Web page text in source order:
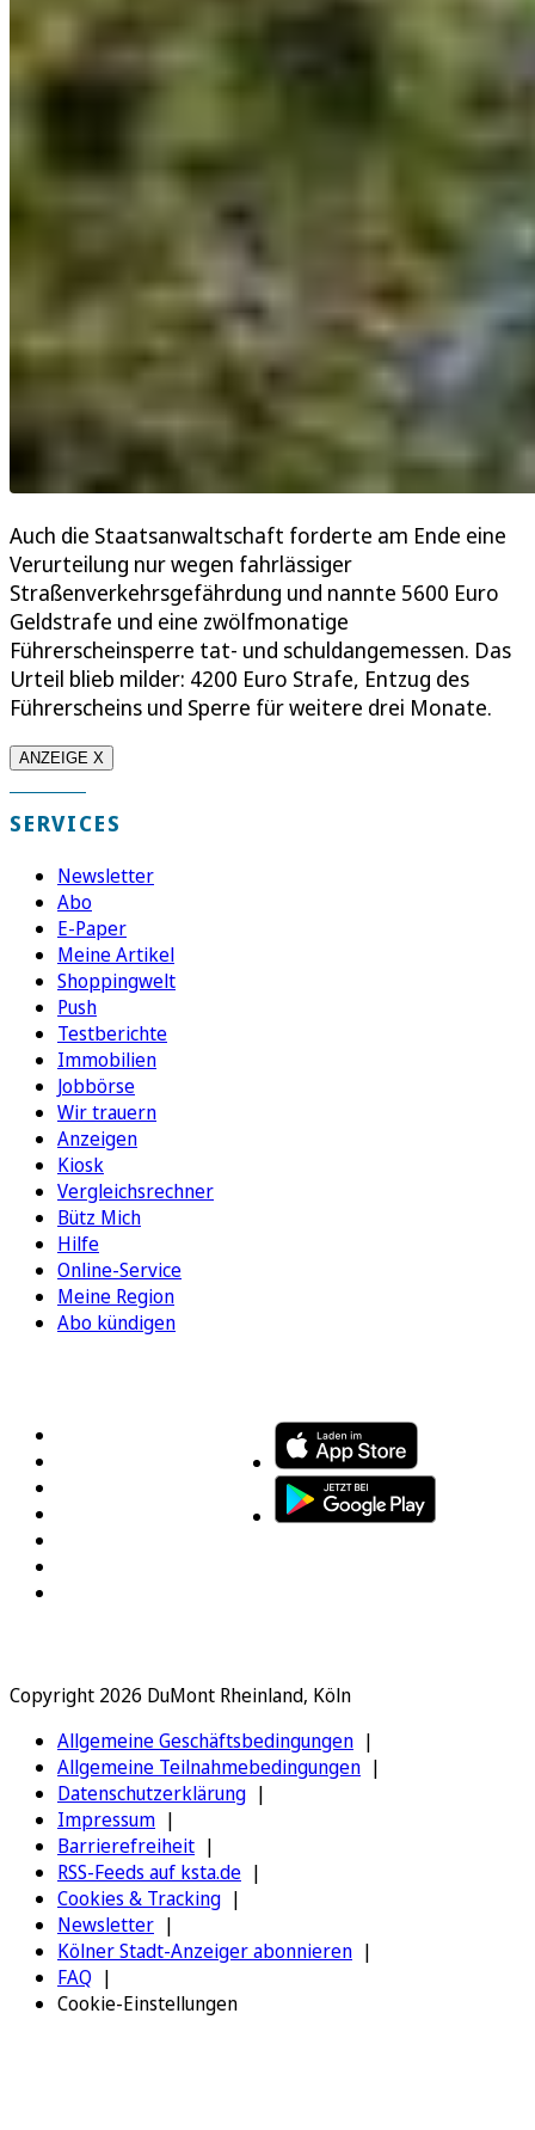
Auch die Staatsanwaltschaft forderte am Ende eine
Verurteilung nur wegen fahrlässiger
Straßenverkehrsgefährdung und nannte 5600 Euro
Geldstrafe und eine zwölfmonatige
Führerscheinsperre tat- und schuldangemessen. Das
Urteil blieb milder: 4200 Euro Strafe, Entzug des
Führerscheins und Sperre für weitere drei Monate.
ANZEIGE X
SERVICES
Newsletter
Abo
E-Paper
Meine Artikel
Shoppingwelt
Push
Testberichte
Immobilien
Jobbörse
Wir trauern
Anzeigen
Kiosk
Vergleichsrechner
Bütz Mich
Hilfe
Online-Service
Meine Region
Abo kündigen
Copyright 2026 DuMont Rheinland, Köln
Allgemeine Geschäftsbedingungen
Allgemeine Teilnahmebedingungen
Datenschutzerklärung
Impressum
Barrierefreiheit
RSS-Feeds auf ksta.de
Cookies & Tracking
Newsletter
Kölner Stadt-Anzeiger abonnieren
FAQ
Cookie-Einstellungen